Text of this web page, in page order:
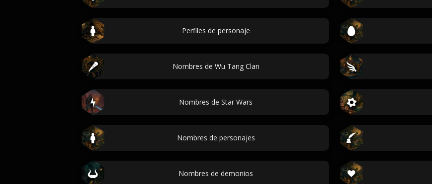
Perfiles de personaje
Nombres de Wu Tang Clan
Nombres de Star Wars
Nombres de personajes
Nombres de demonios